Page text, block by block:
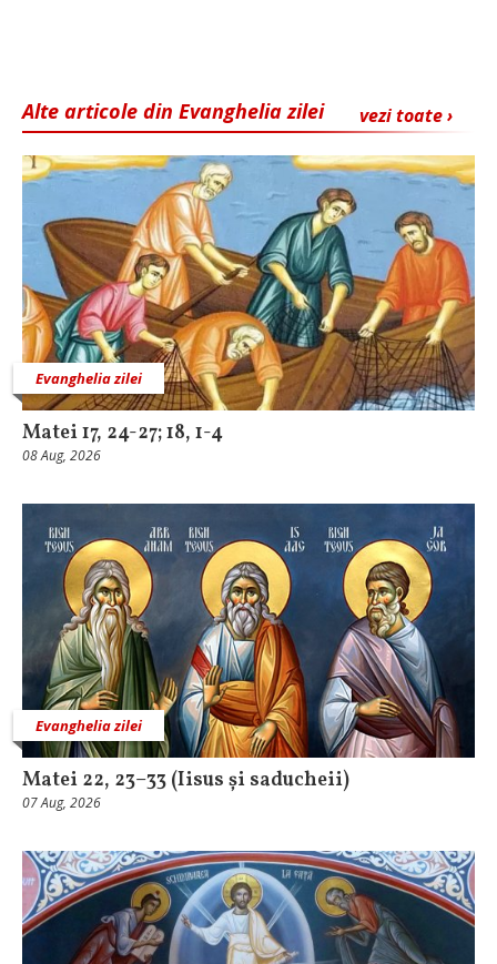
vezi toate ›
Alte articole din Evanghelia zilei
Evanghelia zilei
Matei 17, 24-27; 18, 1-4
08 Aug, 2026
Evanghelia zilei
Matei 22, 23–33 (Iisus și saducheii)
07 Aug, 2026